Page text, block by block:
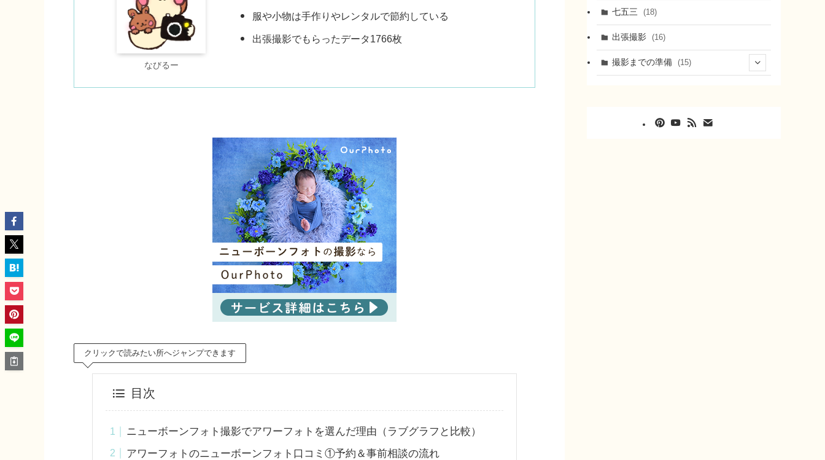
なびるー
服や小物は手作りやレンタルで節約している
出張撮影でもらったデータ1766枚
クリックで読みたい所へジャンプできます
目次
ニューボーンフォト撮影でアワーフォトを選んだ理由（ラブグラフと比較）
アワーフォトのニューボーンフォト口コミ①予約＆事前相談の流れ
七五三 (18)
出張撮影 (16)
撮影までの準備 (15)